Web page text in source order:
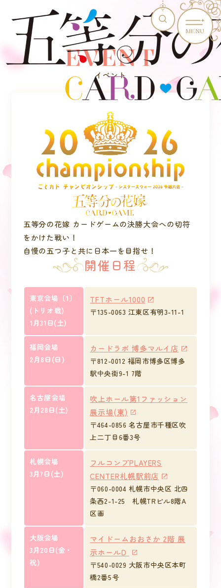
MENU
EVENT
イベント
五等分の花嫁 カードゲームの決勝大会への切符
をかけた戦い！
自慢の五つ子と共に日本一を目指せ！
開催日程
東京会場〔1〕
(トリオ戦)
1月31日(土)
TFTホール1000
〒135-0063 江東区有明3-11-1
福岡会場
2月8日(日)
カードラボ 博多マルイ店
〒812-0012 福岡市博多区博多
駅中央街9-1 7階
名古屋会場
2月28日(土)
吹上ホール第1ファッション
展示場(東)
〒464-0856 名古屋市千種区吹
上二丁目6番3号
札幌会場
3月7日(土)
フルコンプPLAYERS
CENTER札幌駅前店
〒060-0004 札幌市中央区 北四
条西2-1-25 札幌TRビル8階A
区画
大阪会場
3月20日(金・
祝)
マイドームおおさか 2階 展
示ホールD
〒540-0029 大阪市中央区本町
橋2番5号